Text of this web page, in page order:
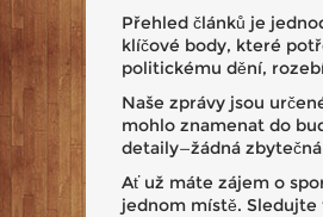
Přehled článků je
klíčové body, které
politickému dění,
Naše zprávy jsou
mohlo znamenat do
detaily—žádná
Ať už máte zájem o
jednom místě.